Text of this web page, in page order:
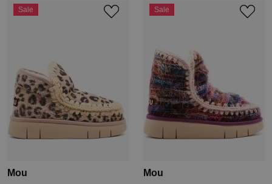
Sale
Mou
Sale
Mou